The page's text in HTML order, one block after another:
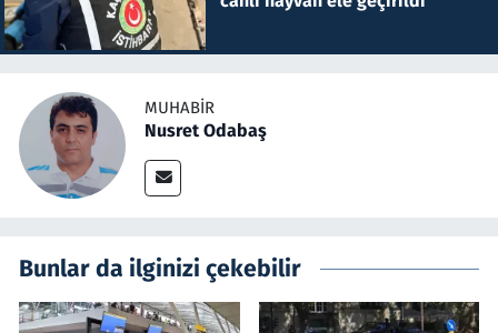
MUHABIR
Nusret Odabaş
Bunlar da ilginizi çekebilir